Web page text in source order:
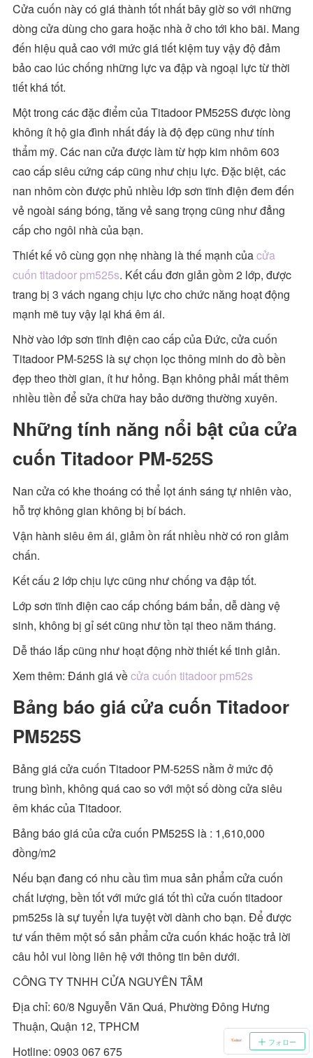
Cửa cuốn này có giá thành tốt nhất bây giờ so với những
dòng cửa dùng cho gara hoặc nhà ở cho tới kho bãi. Mang
đến hiệu quả cao với mức giá tiết kiệm tuy vậy độ đảm
bảo cao lúc chống những lực va đập và ngoại lực từ thời
tiết khá tốt.
Một trong các đặc điểm của Titadoor PM525S được lòng
không ít hộ gia đình nhất đấy là độ đẹp cũng như tính
thẩm mỹ. Các nan cửa được làm từ hợp kim nhôm 603
cao cấp siêu cứng cáp cũng như chịu lực. Đặc biệt, các
nan nhôm còn được phủ nhiều lớp sơn tĩnh điện đem đến
vẻ ngoài sáng bóng, tăng vẻ sang trọng cũng như đẳng
cấp cho ngôi nhà của bạn.
Thiết kế vô cùng gọn nhẹ nhàng là thế mạnh củacửa
cuốn titadoor pm525s. Kết cấu đơn giản gồm 2 lớp, được
trang bị 3 vách ngang chịu lực cho chức năng hoạt động
mạnh mẽ tuy vậy lại khá êm ái.
Nhờ vào lớp sơn tĩnh điện cao cấp của Đức, cửa cuốn
Titadoor PM-525S là sự chọn lọc thông minh do đồ bền
đẹp theo thời gian, ít hư hỏng. Bạn không phải mất thêm
nhiều tiền để sửa chữa hay bảo dưỡng thường xuyên.
Những tính năng nổi bật của cửa
cuốn Titadoor PM-525S
Nan cửa có khe thoáng có thể lọt ánh sáng tự nhiên vào,
hỗ trợ không gian không bị bí bách.
Vận hành siêu êm ái, giảm ồn rất nhiều nhờ có ron giảm
chấn.
Kết cấu 2 lớp chịu lực cũng như chống va đập tốt.
Lớp sơn tĩnh điện cao cấp chống bám bẩn, dễ dàng vệ
sinh, không bị gỉ sét cũng như tồn tại theo năm tháng.
Dễ tháo lắp cũng như hoạt động nhờ thiết kế tinh giản.
Xem thêm: Đánh giá vềcửa cuốn titadoor pm52s
Bảng báo giá cửa cuốn Titadoor
PM525S
Bảng giá cửa cuốn Titadoor PM-525S nằm ở mức độ
trung bình, không quá cao so với một số dòng cửa siêu
êm khác của Titadoor.
Bảng báo giá của cửa cuốn PM525S là : 1,610,000
đồng/m2
Nếu bạn đang có nhu cầu tìm mua sản phẩm cửa cuốn
chất lượng, bền tốt với mức giá tốt thì cửa cuốn titadoor
pm525s là sự tuyển lựa tuyệt vời dành cho bạn. Để được
tư vấn thêm một số sản phẩm cửa cuốn khác hoặc trả lời
câu hỏi vui lòng liên hệ với thông tin bên dưới.
CÔNG TY TNHH CỬA NGUYÊN TÂM
Địa chỉ: 60/8 Nguyễn Văn Quá, Phường Đông Hưng
Thuận, Quận 12, TPHCM
Hotline: 0903 067 675
フォロー